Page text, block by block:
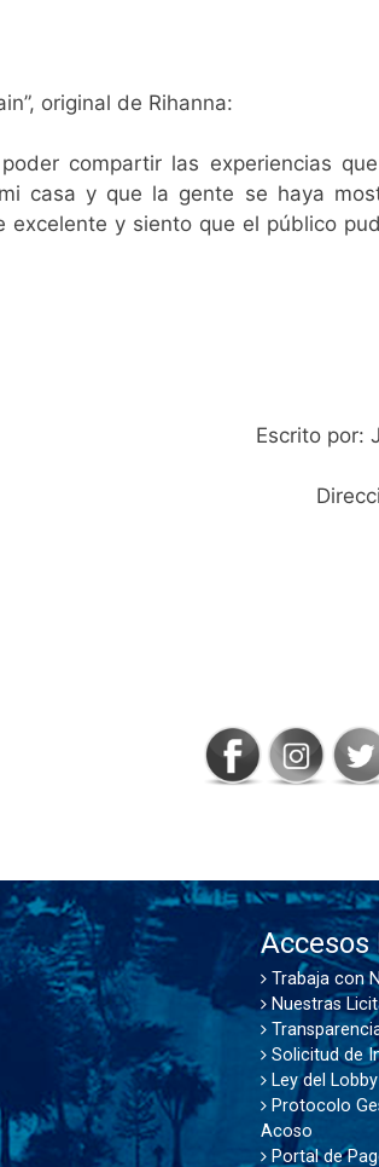
original de Rihanna:
compartir las experiencias
casa y que la gente se haya
y siento que el público
Escrito por:
Accesos
Trabaja con
Nuestras
Solicitud de
Ley del Lobby
Protocolo
Acoso
Portal de